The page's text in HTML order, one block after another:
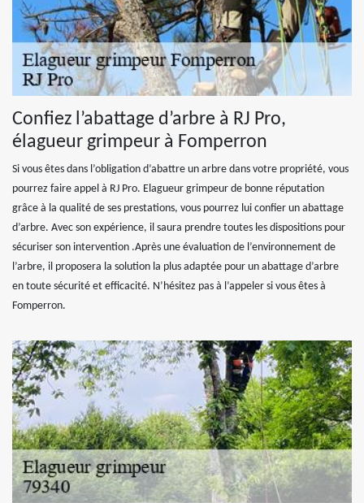
Confiez l’abattage d’arbre à RJ Pro,
élagueur grimpeur à Fomperron
Si vous êtes dans l’obligation d’abattre un arbre dans votre propriété, vous
pourrez faire appel à RJ Pro. Elagueur grimpeur de bonne réputation
grâce à la qualité de ses prestations, vous pourrez lui confier un abattage
d’arbre. Avec son expérience, il saura prendre toutes les dispositions pour
sécuriser son intervention .Après une évaluation de l’environnement de
l’arbre, il proposera la solution la plus adaptée pour un abattage d’arbre
en toute sécurité et efficacité. N’hésitez pas à l’appeler si vous êtes à
Fomperron.